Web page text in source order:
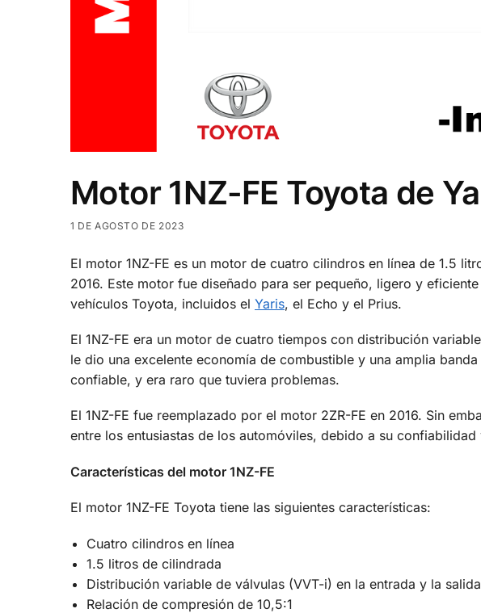
Motor 1NZ-FE Toyota de
1 DE AGOSTO DE 2023
El motor 1NZ-FE es un motor de cuatro cilindros en línea de 1.5
2016. Este motor fue diseñado para ser pequeño, ligero y
vehículos Toyota, incluidos el Yaris, el Echo y el Prius.
El 1NZ-FE era un motor de cuatro tiempos con distribución
le dio una excelente economía de combustible y una amplia
confiable, y era raro que tuviera problemas.
El 1NZ-FE fue reemplazado por el motor 2ZR-FE en 2016. Sin
entre los entusiastas de los automóviles, debido a su
Características del motor 1NZ-FE
El motor 1NZ-FE Toyota tiene las siguientes características:
Cuatro cilindros en línea
1.5 litros de cilindrada
Distribución variable de válvulas (VVT-i) en la entrada y la salida
Relación de compresión de 10,5:1